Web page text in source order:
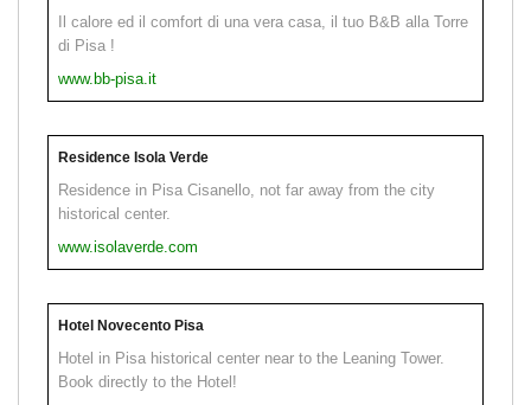
Il calore ed il comfort di una vera casa, il tuo B&B alla Torre
di Pisa !
www.bb-pisa.it
Residence Isola Verde
Residence in Pisa Cisanello, not far away from the city
historical center.
www.isolaverde.com
Hotel Novecento Pisa
Hotel in Pisa historical center near to the Leaning Tower.
Book directly to the Hotel!